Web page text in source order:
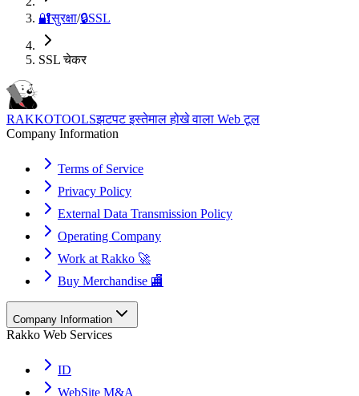
🔐सुरक्षा/🔒SSL
SSL चेकर
RAKKOTOOLSझटपट इस्तेमाल होखे वाला Web टूल
Company Information
Terms of Service
Privacy Policy
External Data Transmission Policy
Operating Company
Work at Rakko 🚀
Buy Merchandise 🏬
Company Information
Rakko Web Services
ID
WebSite M&A